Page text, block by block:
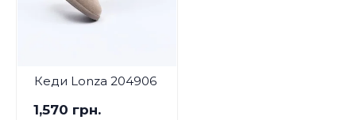
Кеди Lonza 204906
1,570 грн.